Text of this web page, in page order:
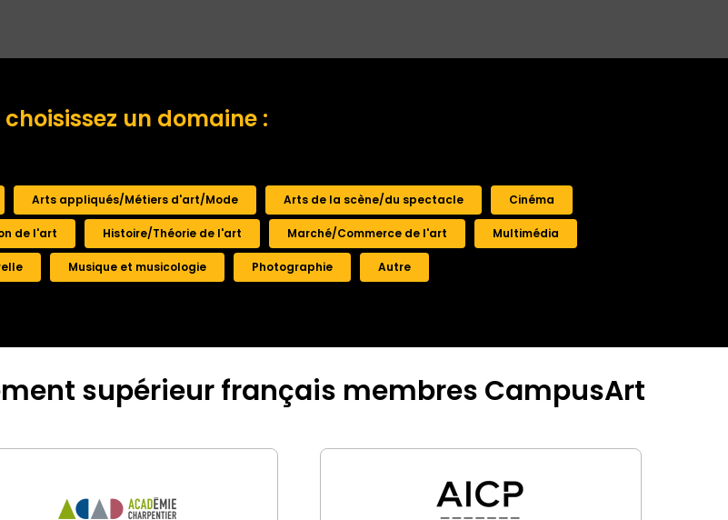
choisissez un domaine :
Arts appliqués/Métiers d'art/Mode Arts de la scène/du spectacle Cinéma
de l'art Histoire/Théorie de l'art Marché/Commerce de l'art Multimédia
Musique et musicologie Photographie Autre
supérieur français membres CampusArt